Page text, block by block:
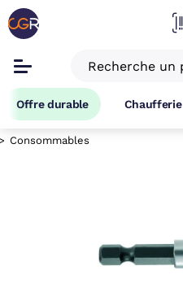
Offre durable Chaufferie
Consommables